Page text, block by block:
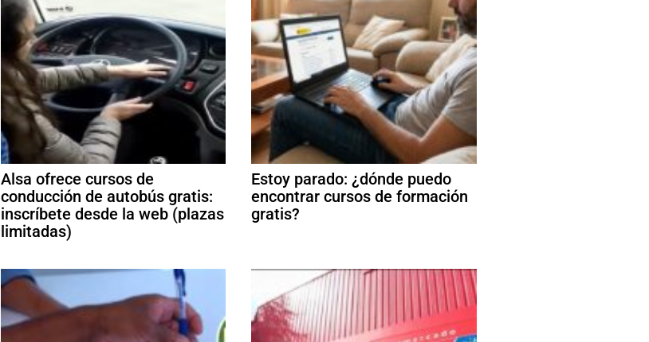
Alsa ofrece cursos de
conducción de autobús gratis:
inscríbete desde la web (plazas
limitadas)
Estoy parado: ¿dónde puedo
encontrar cursos de formación
gratis?